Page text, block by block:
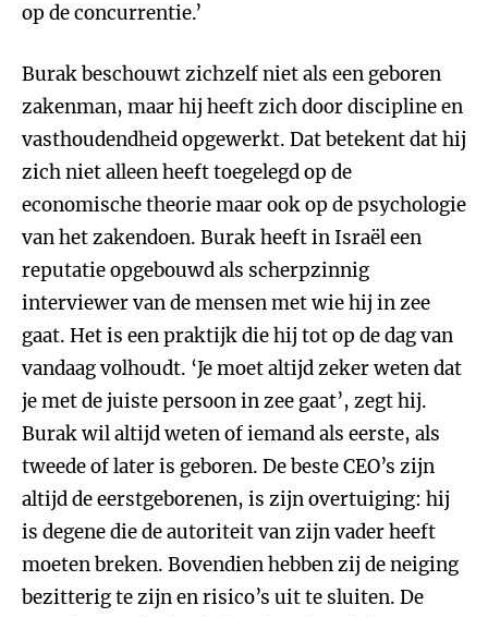
op de concurrentie.’
Burak beschouwt zichzelf niet als een geboren
zakenman, maar hij heeft zich door discipline en
vasthoudendheid opgewerkt. Dat betekent dat hij
zich niet alleen heeft toegelegd op de
economische theorie maar ook op de psychologie
van het zakendoen. Burak heeft in Israël een
reputatie opgebouwd als scherpzinnig
interviewer van de mensen met wie hij in zee
gaat. Het is een praktijk die hij tot op de dag van
vandaag volhoudt. ‘Je moet altijd zeker weten dat
je met de juiste persoon in zee gaat’, zegt hij.
Burak wil altijd weten of iemand als eerste, als
tweede of later is geboren. De beste CEO’s zijn
altijd de eerstgeborenen, is zijn overtuiging: hij
is degene die de autoriteit van zijn vader heeft
moeten breken. Bovendien hebben zij de neiging
bezitterig te zijn en risico’s uit te sluiten. De